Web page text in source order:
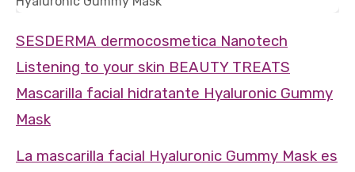
SESDERMA dermocosmetica Nanotech
Listening to your skin BEAUTY TREATS
Mascarilla facial hidratante Hyaluronic Gummy
Mask
La mascarilla facial Hyaluronic Gummy Mask es